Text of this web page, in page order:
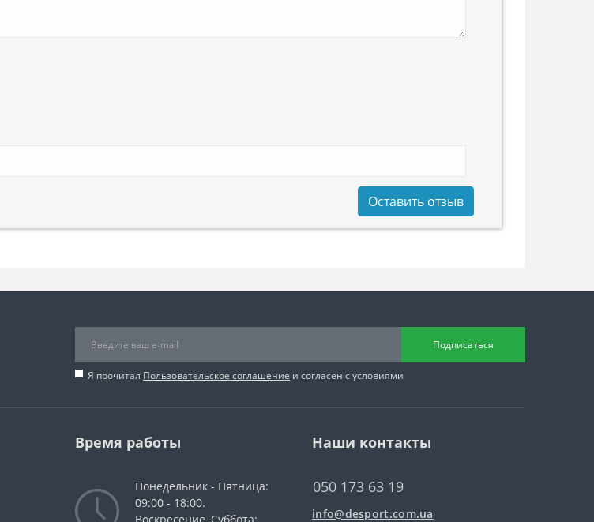
Оставить отзыв
Подписаться
Я прочитал Пользовательское соглашение и согласен с условиями
Время работы
Понедельник - Пятница:
09:00 - 18:00.
Наши контакты
050 173 63 19
info@desport.com.ua